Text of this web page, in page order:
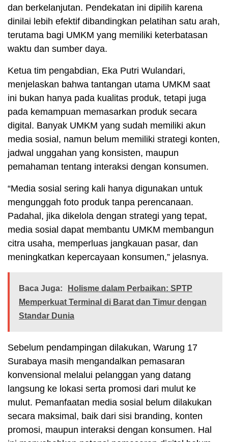
dan berkelanjutan. Pendekatan ini dipilih karena
dinilai lebih efektif dibandingkan pelatihan satu arah,
terutama bagi UMKM yang memiliki keterbatasan
waktu dan sumber daya.
Ketua tim pengabdian, Eka Putri Wulandari,
menjelaskan bahwa tantangan utama UMKM saat
ini bukan hanya pada kualitas produk, tetapi juga
pada kemampuan memasarkan produk secara
digital. Banyak UMKM yang sudah memiliki akun
media sosial, namun belum memiliki strategi konten,
jadwal unggahan yang konsisten, maupun
pemahaman tentang interaksi dengan konsumen.
“Media sosial sering kali hanya digunakan untuk
mengunggah foto produk tanpa perencanaan.
Padahal, jika dikelola dengan strategi yang tepat,
media sosial dapat membantu UMKM membangun
citra usaha, memperluas jangkauan pasar, dan
meningkatkan kepercayaan konsumen,” jelasnya.
Baca Juga:
Holisme dalam Perbaikan: SPTP
Memperkuat Terminal di Barat dan Timur dengan
Standar Dunia
Sebelum pendampingan dilakukan, Warung 17
Surabaya masih mengandalkan pemasaran
konvensional melalui pelanggan yang datang
langsung ke lokasi serta promosi dari mulut ke
mulut. Pemanfaatan media sosial belum dilakukan
secara maksimal, baik dari sisi branding, konten
promosi, maupun interaksi dengan konsumen. Hal